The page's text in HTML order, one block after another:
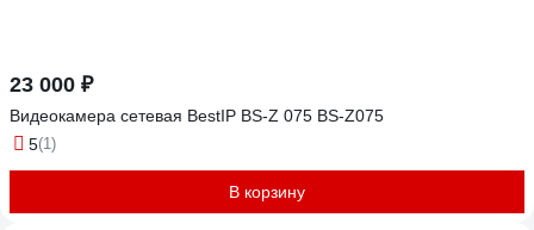
23 000 ₽
Видеокамера сетевая BestIP BS-Z 075 BS-Z075
5(1)
В корзину